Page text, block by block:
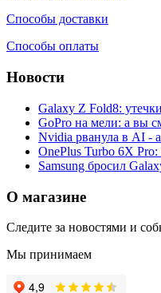
Способы доставки
Способы оплаты
Новости
Galaxy Z Fold8:
GoPro на мели: а вы
Nvidia рванула в AI -
OnePlus Turbo 6X
Samsung бросил
О магазине
Следите за новостями и
Мы принимаем